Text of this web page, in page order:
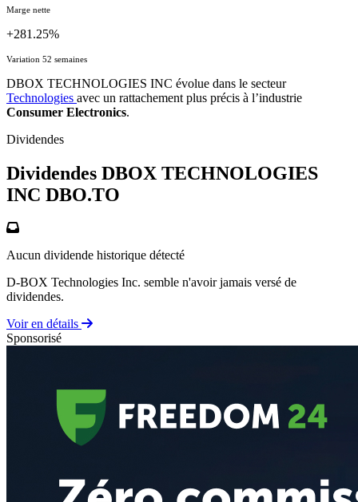
Marge nette
+281.25%
Variation 52 semaines
DBOX TECHNOLOGIES INC évolue dans le secteur
Technologies avec un rattachement plus précis à l’industrie
Consumer Electronics.
Dividendes
Dividendes DBOX TECHNOLOGIES
INC DBO.TO
Aucun dividende historique détecté
D-BOX Technologies Inc. semble n'avoir jamais versé de
dividendes.
Voir en détails
Sponsorisé